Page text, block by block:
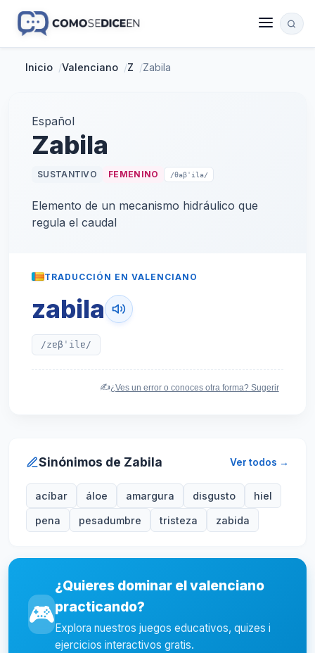
Inicio /Valenciano /Z /Zabila
Español
Zabila
SUSTANTIVO FEMENINO /θaβˈila/
Elemento de un mecanismo hidráulico que
regula el caudal
TRADUCCIÓN EN VALENCIANO
zabila
/zɐβˈilɐ/
✍️¿Ves un error o conoces otra forma? Sugerir
Sinónimos de Zabila Ver todos →
acíbar áloe amargura disgusto hiel
pena pesadumbre tristeza zabida
🎮
¿Quieres dominar el valenciano
practicando?
Explora nuestros juegos educativos, quizes i
ejercicios interactivos gratis.